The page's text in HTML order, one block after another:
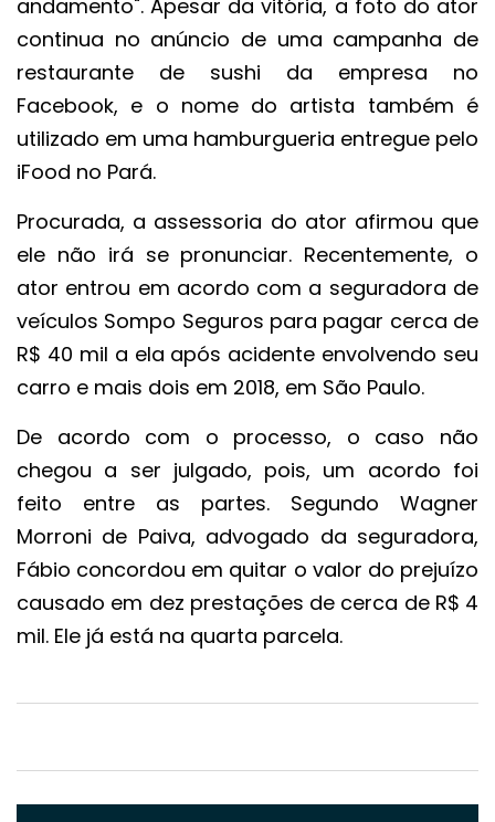
andamento". Apesar da vitória, a foto do ator
continua no anúncio de uma campanha de
restaurante de sushi da empresa no
Facebook, e o nome do artista também é
utilizado em uma hamburgueria entregue pelo
iFood no Pará.
Procurada, a assessoria do ator afirmou que
ele não irá se pronunciar. Recentemente, o
ator entrou em acordo com a seguradora de
veículos Sompo Seguros para pagar cerca de
R$ 40 mil a ela após acidente envolvendo seu
carro e mais dois em 2018, em São Paulo.
De acordo com o processo, o caso não
chegou a ser julgado, pois, um acordo foi
feito entre as partes. Segundo Wagner
Morroni de Paiva, advogado da seguradora,
Fábio concordou em quitar o valor do prejuízo
causado em dez prestações de cerca de R$ 4
mil. Ele já está na quarta parcela.